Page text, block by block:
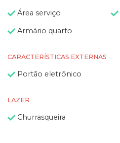
Área serviço
Armário quarto
CARACTERÍSTICAS EXTERNAS
Portão eletrônico
LAZER
Churrasqueira